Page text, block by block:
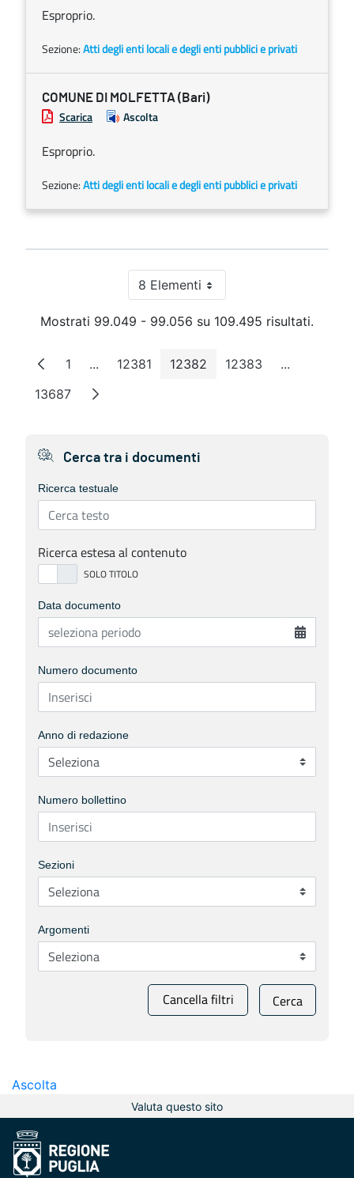
Esproprio.
Sezione:Atti degli enti locali e degli enti pubblici e privati
COMUNE DI MOLFETTA (Bari)
Scarica Ascolta
Esproprio.
Sezione:Atti degli enti locali e degli enti pubblici e privati
8 ElementiPer pagina
Mostrati 99.049 - 99.056 su 109.495 risultati.
Pagina
1 ...Pagine intermedie
Pagina
12381 Pagina
12382 Pagina
12383 ...Pagine
Pagina
13687
Cerca tra i documenti
Ricerca testuale
Ricerca estesa al contenuto
Data documento
Numero documento
Anno di redazione
Numero bollettino
Sezioni
Argomenti
Cancella filtri Cerca
Ascolta
Valuta questo sito